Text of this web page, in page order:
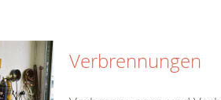
Verbrennungen